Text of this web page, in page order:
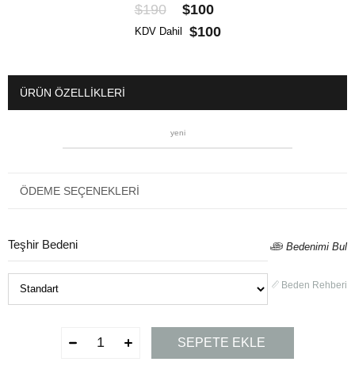
$190 $100
KDV Dahil $100
ÜRÜN ÖZELLIKLERI
yeni
ÖDEME SEÇENEKLERI
Bedenimi Bul
Beden Rehberi
Teşhir Bedeni